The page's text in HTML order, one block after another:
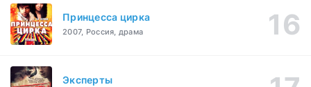
Принцесса цирка
2007, Россия, драма
Эксперты